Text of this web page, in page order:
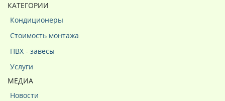
КАТЕГОРИИ
Кондиционеры
Стоимость монтажа
ПВХ - завесы
Услуги
МЕДИА
Новости